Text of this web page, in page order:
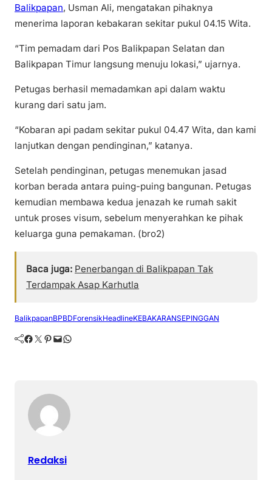
Balikpapan, Usman Ali, mengatakan pihaknya
menerima laporan kebakaran sekitar pukul 04.15 Wita.
“Tim pemadam dari Pos Balikpapan Selatan dan
Balikpapan Timur langsung menuju lokasi,” ujarnya.
Petugas berhasil memadamkan api dalam waktu
kurang dari satu jam.
“Kobaran api padam sekitar pukul 04.47 Wita, dan kami
lanjutkan dengan pendinginan,” katanya.
Setelah pendinginan, petugas menemukan jasad
korban berada antara puing-puing bangunan. Petugas
kemudian membawa kedua jenazah ke rumah sakit
untuk proses visum, sebelum menyerahkan ke pihak
keluarga guna pemakaman. (bro2)
Baca juga: Penerbangan di Balikpapan Tak
Terdampak Asap Karhutla
BalikpapanBPBDForensikHeadlineKEBAKARANSEPINGGAN
Facebook Twitter Pinterest Mail WhatsApp
Redaksi